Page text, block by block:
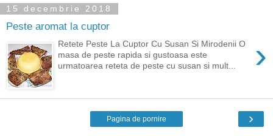
15 decembrie 2018
Peste aromat la cuptor
›
Retete Peste La Cuptor Cu Susan Si Mirodenii O
masa de peste rapida si gustoasa este
urmatoarea reteta de peste cu susan si mult...
›
Pagina de pornire